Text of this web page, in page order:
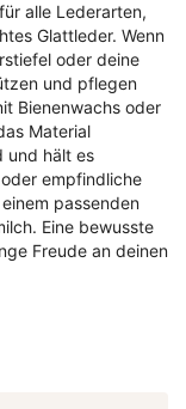
alle Lederarten,
Glattleder. Wenn
oder deine
und pflegen
Bienenwachs oder
Material
und hält es
empfindliche
passenden
Eine bewusste
Freude an deinen